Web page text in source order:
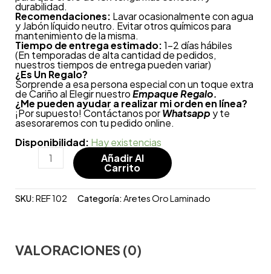
durabilidad.
Recomendaciones: Lavar ocasionalmente con agua
y Jabón líquido neutro. Evitar otros químicos para
mantenimiento de la misma.
Tiempo de entrega estimado:1-2 días hábiles
(En temporadas de alta cantidad de pedidos,
nuestros tiempos de entrega pueden variar)
¿Es Un Regalo?
Sorprende a esa persona especial con un toque extra
de Cariño al Elegir nuestroEmpaque Regalo.
¿Me pueden ayudar a realizar mi orden en línea?
¡Por supuesto! Contáctanos porWhatsapp y te
asesoraremos con tu pedido online.
Disponibilidad: Hay existencias
Añadir Al
Carrito
SKU:REF 102 Categoría:Aretes Oro Laminado
VALORACIONES (0)